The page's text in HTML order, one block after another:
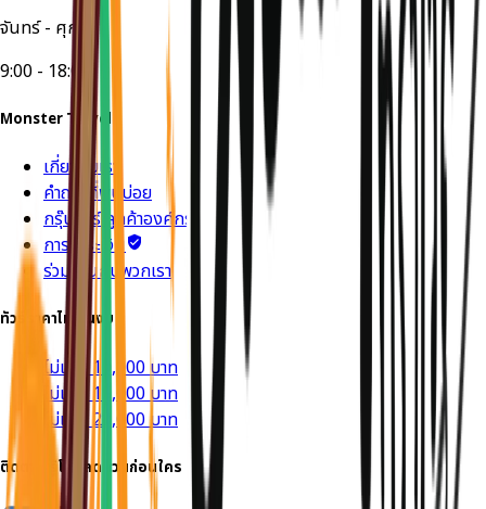
จันทร์ - ศุกร์
9:00 - 18:00
Monster Travel
เกี่ยวกับเรา
คำถามที่พบบ่อย
กรุ๊ปทัวร์ ลูกค้าองค์กร
การชำระเงิน
ร่วมงานกับพวกเรา
ทัวร์ราคาไม่เกินงบ
ไม่เกิน 10,000 บาท
ไม่เกิน 15,000 บาท
ไม่เกิน 20,000 บาท
ติดตาม รู้โปรลดด่วนก่อนใคร